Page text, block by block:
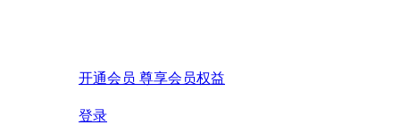
开通会员 尊享会员权益
登录